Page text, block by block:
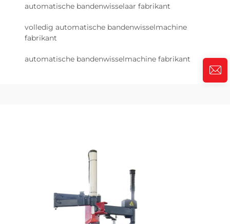
automatische bandenwisselaar fabrikant
volledig automatische bandenwisselmachine
fabrikant
automatische bandenwisselmachine fabrikant